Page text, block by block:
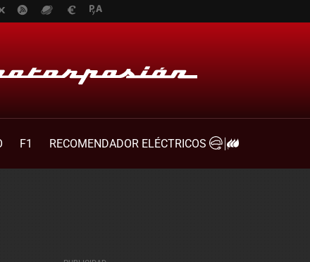
F1
RECOMENDADOR ELÉCTRICOS